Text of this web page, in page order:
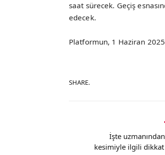
saat sürecek. Geçiş
edecek.
Platformun, 1 Haziran
SHARE.
İşte
kesimiyle ilgili